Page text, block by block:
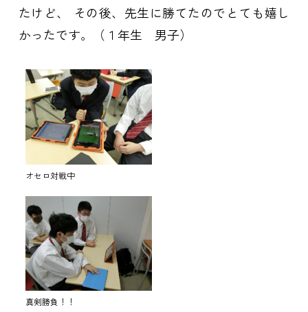
たけど、 その後、先生に勝てたのでとても嬉し
かったです。（１年生 男子）
オセロ対戦中
真剣勝負！！